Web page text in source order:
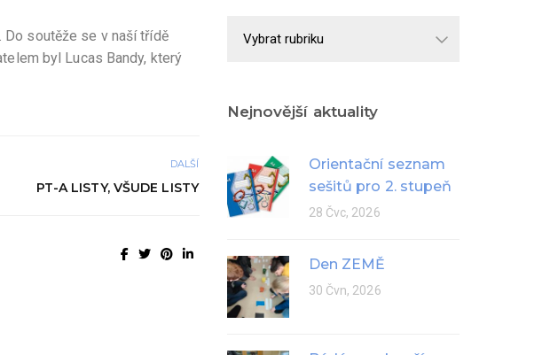
Do soutěže se v naší třídě
byl Lucas Bandy, který
DALŠÍ
PT-A LISTY, VŠUDE LISTY
Nejnovější aktuality
Orientační seznam
sešitů pro 2. stupeň
28 Čvc, 2026
Den ZEMĚ
30 Čvn, 2026